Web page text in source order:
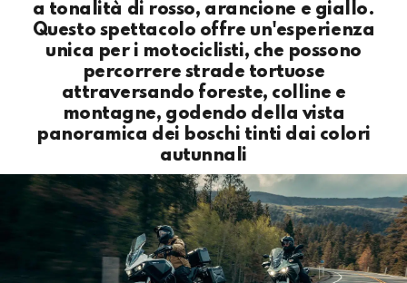
a tonalità di rosso, arancione e giallo.
Questo spettacolo offre un'esperienza
unica per i motociclisti, che possono
percorrere strade tortuose
attraversando foreste, colline e
montagne, godendo della vista
panoramica dei boschi tinti dai colori
autunnali